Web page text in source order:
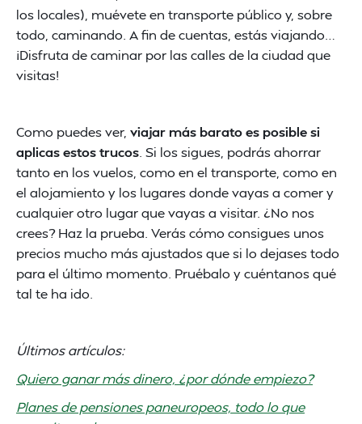
los locales), muévete en transporte público y, sobre
todo, caminando. A fin de cuentas, estás viajando…
¡Disfruta de caminar por las calles de la ciudad que
visitas!
Como puedes ver, viajar más barato es posible si
aplicas estos trucos . Si los sigues, podrás ahorrar
tanto en los vuelos, como en el transporte, como en
el alojamiento y los lugares donde vayas a comer y
cualquier otro lugar que vayas a visitar. ¿No nos
crees? Haz la prueba. Verás cómo consigues unos
precios mucho más ajustados que si lo dejases todo
para el último momento. Pruébalo y cuéntanos qué
tal te ha ido.
Últimos artículos:
Quiero ganar más dinero, ¿por dónde empiezo?
Planes de pensiones paneuropeos, todo lo que